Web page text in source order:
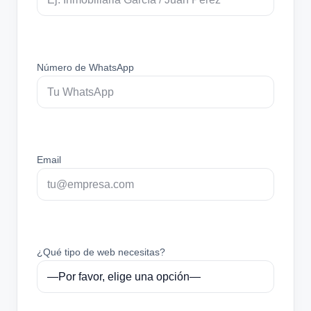
Número de WhatsApp
Email
¿Qué tipo de web necesitas?